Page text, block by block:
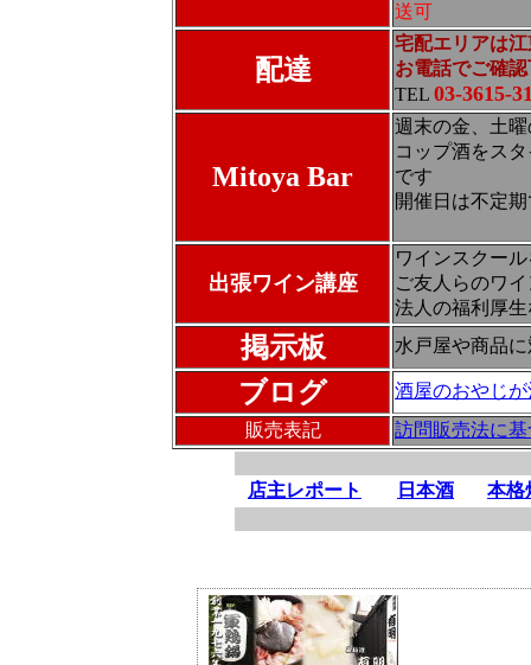
送可
配達
宅配エリアは
お電話でご確
TEL 03-3615-
Mitoya Bar
週末の金、土
コップ酒をス
です
開催日は不定
出張ワイン講座
ワインスクー
ご友人らのワ
法人の福利厚
掲示板 水戸屋や商品
ブログ
酒屋のおやじ
販売表記
訪問販売法に
店主レポート 日本酒 本格